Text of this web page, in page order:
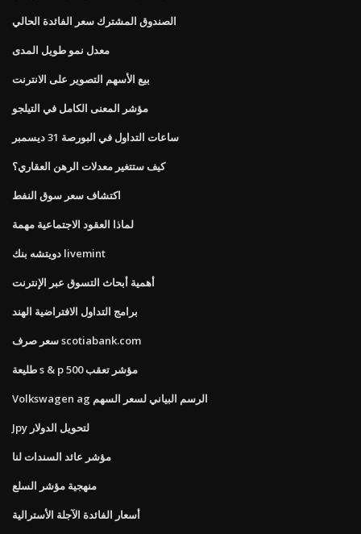
الصندوق المشترك سعر الفائدة الحالي
معدل نمو طويل المدى
بيع الأسهم التصوير على الانترنت
مؤشر المعنى الكامل في التيلجو
ساعات التداول في البورصة 31 ديسمبر
كيف ستتغير معدلات الرهن العقاري؟
اكتشاف سعر سوق النفط
لماذا العقود الاجتماعية مهمة
دويتشه بنك livemint
أهمية أبحاث التسوق عبر الإنترنت
برامج التداول الافتراضية الهند
سعر صرف scotiabank.com
طليعة s & p 500 مؤشر تعقب
Volkswagen ag الرسم البياني لسعر السهم
Jpy لتحويل الدولار
مؤشر عائد السندات لنا
منهجية مؤشر السلع
أسعار الفائدة الآجلة الأسترالية